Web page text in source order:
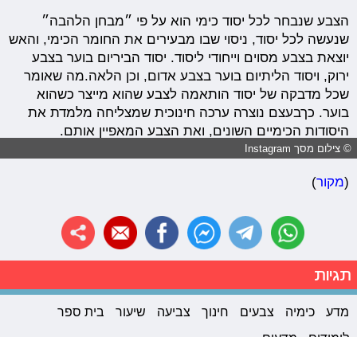
הצבע שנבחר לכל יסוד כימי הוא על פי ״מבחן הלהבה״
שנעשה לכל יסוד, ניסוי שבו מבעירים את החומר הכימי, והאש
יוצאת בצבע מסוים וייחודי ליסוד. יסוד הביריום בוער בצבע
ירוק, ויסוד הליתיום בוער בצבע אדום, וכן הלאה.מה שאומר
שכל מדבקה של יסוד הותאמה לצבע שהוא מייצר כשהוא
בוער. כךבעצם נוצרה ערכה חינוכית שמצליחה מלמדת את
היסודות הכימיים השונים, ואת הצבע המאפיין אותם.
© צילום מסך Instagram
(מקור)
תגיות
מדע כימיה צבעים חינוך צביעה שיעור
בית ספר